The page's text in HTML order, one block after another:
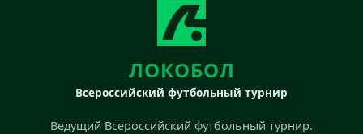
ЛОКОБОЛ
Всероссийский футбольный турнир
Ведущий Всероссийский футбольный турнир.